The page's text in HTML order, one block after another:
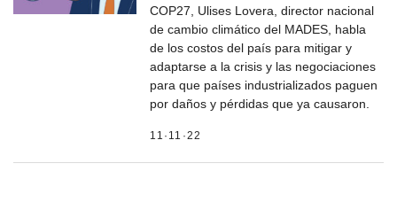
COP27, Ulises Lovera, director nacional
de cambio climático del MADES, habla
de los costos del país para mitigar y
adaptarse a la crisis y las negociaciones
para que países industrializados paguen
por daños y pérdidas que ya causaron.
11·11·22